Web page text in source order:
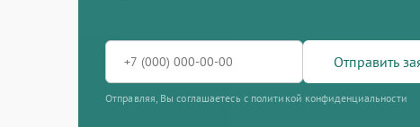
Отправить
Отправляя, Вы соглашаетесь с политикой конфиденциальности